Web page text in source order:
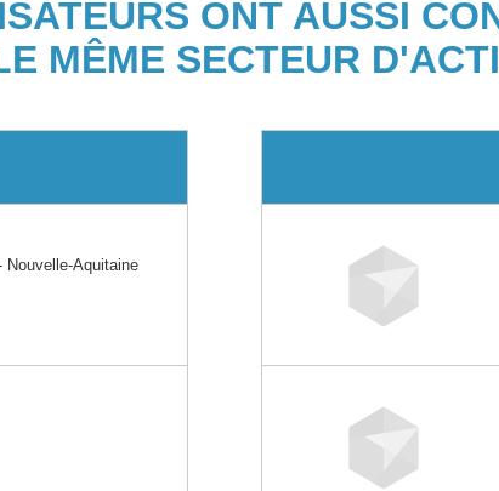
ONT AUSSI
MÊME SECTEUR
Nouvelle-Aquitaine